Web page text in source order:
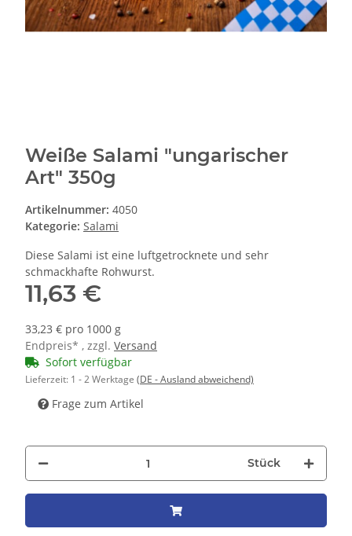
Weiße Salami "ungarischer
Art" 350g
Artikelnummer: 4050
Kategorie: Salami
Diese Salami ist eine luftgetrocknete und sehr
schmackhafte Rohwurst.
11,63 €
33,23 € pro 1000 g
Endpreis* , zzgl. Versand
Sofort verfügbar
Lieferzeit: 1 - 2 Werktage (DE - Ausland abweichend)
Frage zum Artikel
Stück